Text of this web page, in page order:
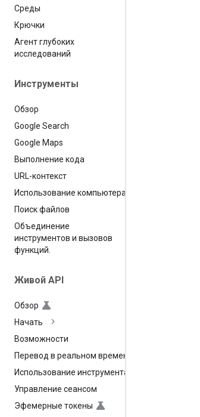
Среды
Крючки
Агент глубоких
исследований
Инструменты
Обзор
Google Search
Google Maps
Выполнение кода
URL-контекст
Использование компьютера
Поиск файлов
Объединение
инструментов и вызовов
функций
Живой API
Обзор
Начать
Возможности
Перевод в реальном времени
Использование инструмента
Управление сеансом
Эфемерные токены